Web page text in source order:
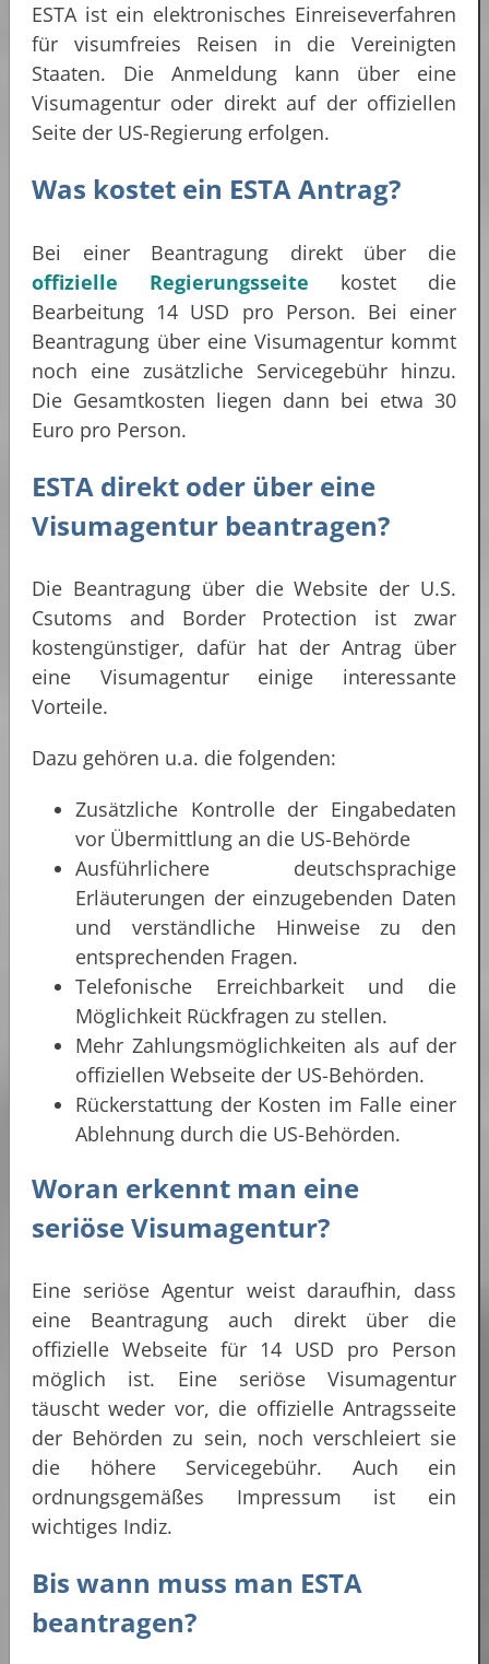
ESTA ist ein elektronisches Einreiseverfahren
für visumfreies Reisen in die Vereinigten
Staaten. Die Anmeldung kann über eine
Visumagentur oder direkt auf der offiziellen
Seite der US-Regierung erfolgen.
Was kostet ein ESTA Antrag?
Bei einer Beantragung direkt über die
offizielle Regierungsseite kostet die
Bearbeitung 14 USD pro Person. Bei einer
Beantragung über eine Visumagentur kommt
noch eine zusätzliche Servicegebühr hinzu.
Die Gesamtkosten liegen dann bei etwa 30
Euro pro Person.
ESTA direkt oder über eine
Visumagentur beantragen?
Die Beantragung über die Website der U.S.
Csutoms and Border Protection ist zwar
kostengünstiger, dafür hat der Antrag über
eine Visumagentur einige interessante
Vorteile.
Dazu gehören u.a. die folgenden:
Zusätzliche Kontrolle der Eingabedaten
vor Übermittlung an die US-Behörde
Ausführlichere deutschsprachige
Erläuterungen der einzugebenden Daten
und verständliche Hinweise zu den
entsprechenden Fragen.
Telefonische Erreichbarkeit und die
Möglichkeit Rückfragen zu stellen.
Mehr Zahlungsmöglichkeiten als auf der
offiziellen Webseite der US-Behörden.
Rückerstattung der Kosten im Falle einer
Ablehnung durch die US-Behörden.
Woran erkennt man eine
seriöse Visumagentur?
Eine seriöse Agentur weist daraufhin, dass
eine Beantragung auch direkt über die
offizielle Webseite für 14 USD pro Person
möglich ist. Eine seriöse Visumagentur
täuscht weder vor, die offizielle Antragsseite
der Behörden zu sein, noch verschleiert sie
die höhere Servicegebühr. Auch ein
ordnungsgemäßes Impressum ist ein
wichtiges Indiz.
Bis wann muss man ESTA
beantragen?